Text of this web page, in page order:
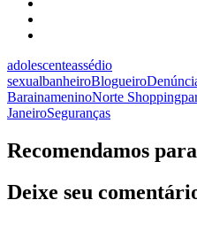
adolescenteassédio
sexualbanheiroBlogueiro
BarainameninoNorte Shopping
JaneiroSeguranças
Recomendamos
Deixe seu